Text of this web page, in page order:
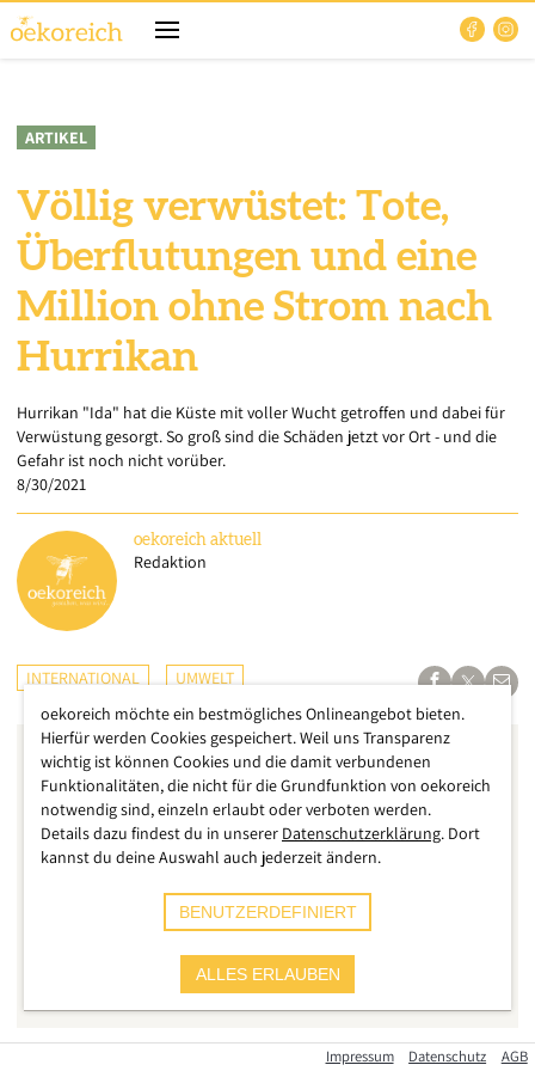
ARTIKEL
Völlig verwüstet: Tote,
Überflutungen und eine
Million ohne Strom nach
Hurrikan
Hurrikan "Ida" hat die Küste mit voller Wucht getroffen und dabei für
Verwüstung gesorgt. So groß sind die Schäden jetzt vor Ort - und die
Gefahr ist noch nicht vorüber.
8/30/2021
oekoreich aktuell
Redaktion
INTERNATIONAL UMWELT
Impressum Datenschutz AGB
oekoreich möchte ein bestmögliches Onlineangebot bieten.
Hierfür werden Cookies gespeichert. Weil uns Transparenz
wichtig ist können Cookies und die damit verbundenen
Funktionalitäten, die nicht für die Grundfunktion von oekoreich
notwendig sind, einzeln erlaubt oder verboten werden.
Details dazu findest du in unserer Datenschutzerklärung. Dort
kannst du deine Auswahl auch jederzeit ändern.
BENUTZERDEFINIERT
ALLES ERLAUBEN